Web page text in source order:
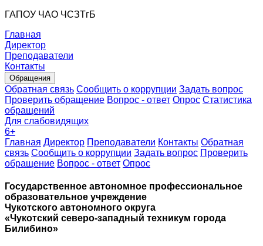
ГАПОУ ЧАО ЧСЗТгБ
Главная
Директор
Преподаватели
Контакты
Обращения
Обратная связь Сообщить о коррупции Задать вопрос
Проверить обращение Вопрос - ответ Опрос Статистика
обращений
Для слабовидящих
6+
Главная Директор Преподаватели Контакты Обратная
связь Сообщить о коррупции Задать вопрос Проверить
обращение Вопрос - ответ Опрос
Государственное автономное профессиональное
образовательное учреждение
Чукотского автономного округа
«Чукотский северо-западный техникум города
Билибино»